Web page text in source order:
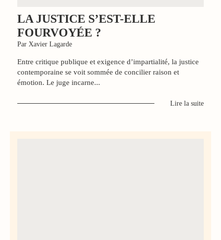
LA JUSTICE S’EST-ELLE
FOURVOYÉE ?
Par Xavier Lagarde
Entre critique publique et exigence d’impartialité, la justice
contemporaine se voit sommée de concilier raison et
émotion. Le juge incarne...
Lire la suite